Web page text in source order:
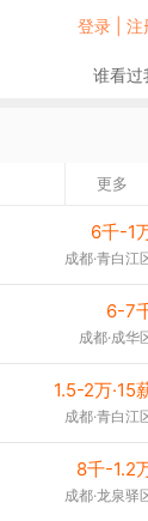
登录 | 注
谁看过
更多
6千-1
成都·青白江
6-7
成都·成华
1.5-2万·15
成都·青白江
8千-1.2
成都·龙泉驿